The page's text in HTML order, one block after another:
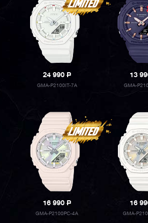
24 990P
GMA-P2100IT-7A
13
GMA-
16 990P
GMA-P2100PC-4A
16
GMA-